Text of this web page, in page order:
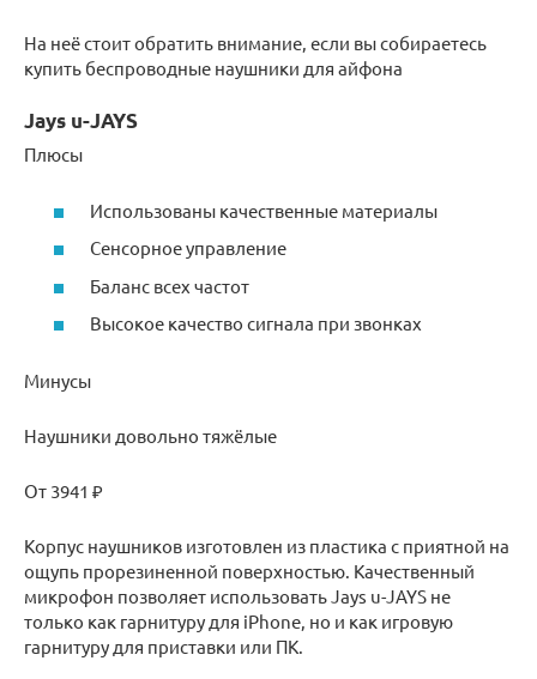
На неё стоит обратить внимание, если вы собираетесь
купить беспроводные наушники для айфона
Jays u-JAYS
Плюсы
Использованы качественные материалы
Сенсорное управление
Баланс всех частот
Высокое качество сигнала при звонках
Минусы
Наушники довольно тяжёлые
От 3941 ₽
Корпус наушников изготовлен из пластика с приятной на
ощупь прорезиненной поверхностью. Качественный
микрофон позволяет использовать Jays u-JAYS не
только как гарнитуру для iPhone, но и как игровую
гарнитуру для приставки или ПК.